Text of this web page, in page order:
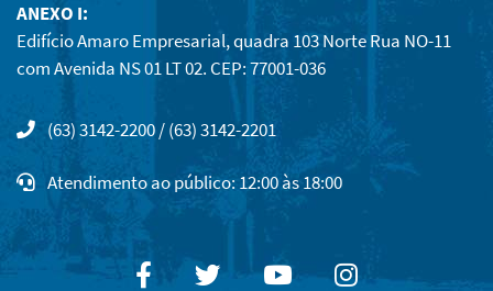
ANEXO I:
Edifício Amaro Empresarial, quadra 103 Norte Rua NO-11
com Avenida NS 01 LT 02. CEP: 77001-036
(63) 3142-2200 / (63) 3142-2201
Atendimento ao público: 12:00 às 18:00
FacebookTwitterYoutubeInstagram